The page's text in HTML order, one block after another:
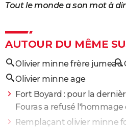
Tout le monde a son mot à
AUTOUR DU MÊME
Olivier minne frère jumeau
Olivier minne age
Fort Boyard : pour la
Fouras a refusé
Remplaçant olivier minne